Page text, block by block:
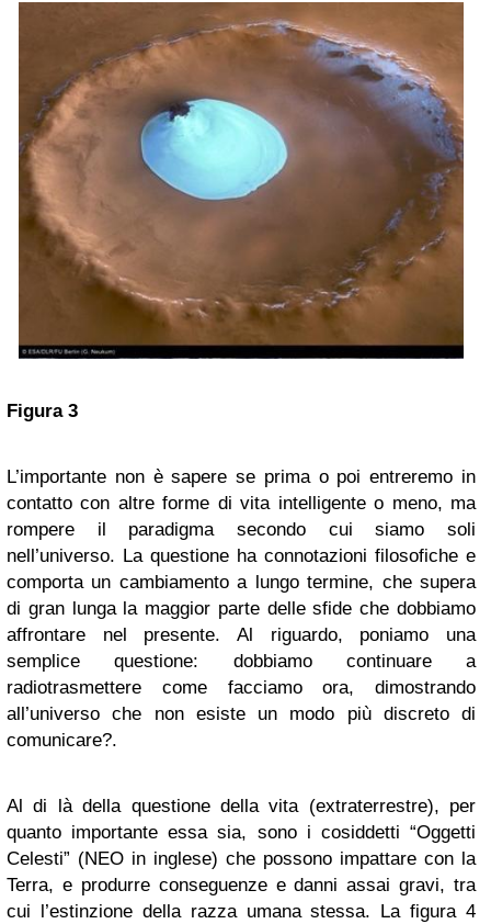
Figura 3
L’importante non è sapere se prima o poi entreremo in
contatto con altre forme di vita intelligente o meno, ma
rompere il paradigma secondo cui siamo soli
nell’universo. La questione ha connotazioni filosofiche e
comporta un cambiamento a lungo termine, che supera
di gran lunga la maggior parte delle sfide che dobbiamo
affrontare nel presente. Al riguardo, poniamo una
semplice questione: dobbiamo continuare a
radiotrasmettere come facciamo ora, dimostrando
all’universo che non esiste un modo più discreto di
comunicare?.
Al di là della questione della vita (extraterrestre), per
quanto importante essa sia, sono i cosiddetti “Oggetti
Celesti” (NEO in inglese) che possono impattare con la
Terra, e produrre conseguenze e danni assai gravi, tra
cui l’estinzione della razza umana stessa. La figura 4